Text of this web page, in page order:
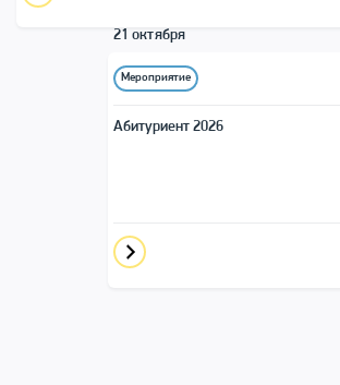
21 октября
Мероприятие
Абитуриент 2026